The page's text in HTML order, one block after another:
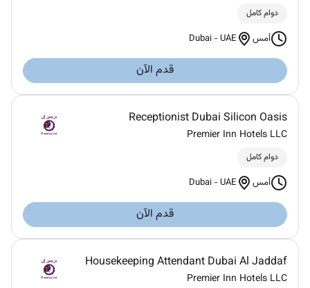
دوام كامل
أمس Dubai -UAE
قدم الآن
Receptionist Dubai Silicon Oasis
Premier Inn Hotels LLC
دوام كامل
أمس Dubai -UAE
قدم الآن
Housekeeping Attendant Dubai Al Jaddaf
Premier Inn Hotels LLC